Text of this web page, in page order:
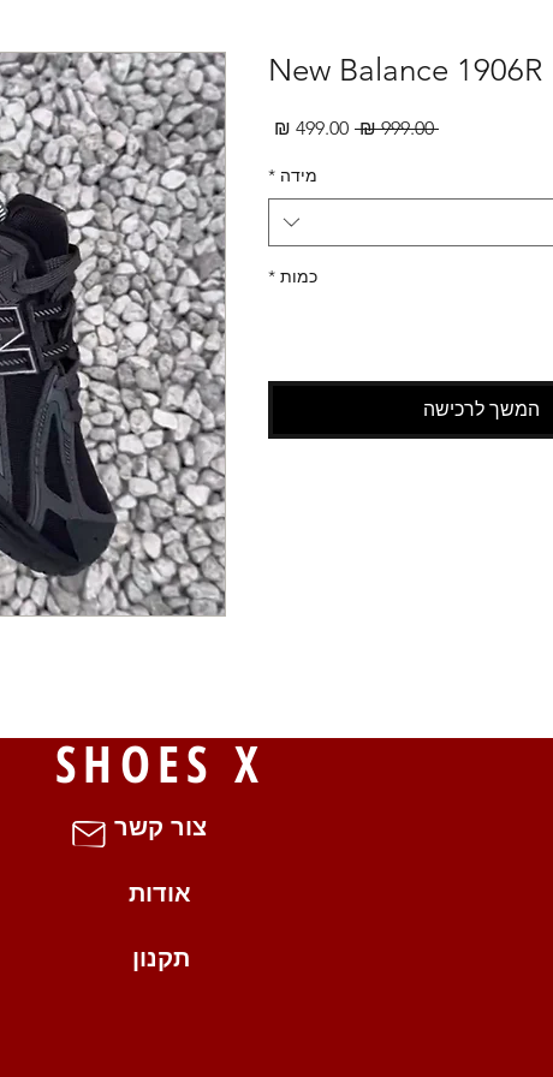
New Balance 1906R
‏999.00 ‏₪
מחיר
מידה *
כמות *
המשך לרכישה
SHOES X
צור קשר
אודות
תקנון